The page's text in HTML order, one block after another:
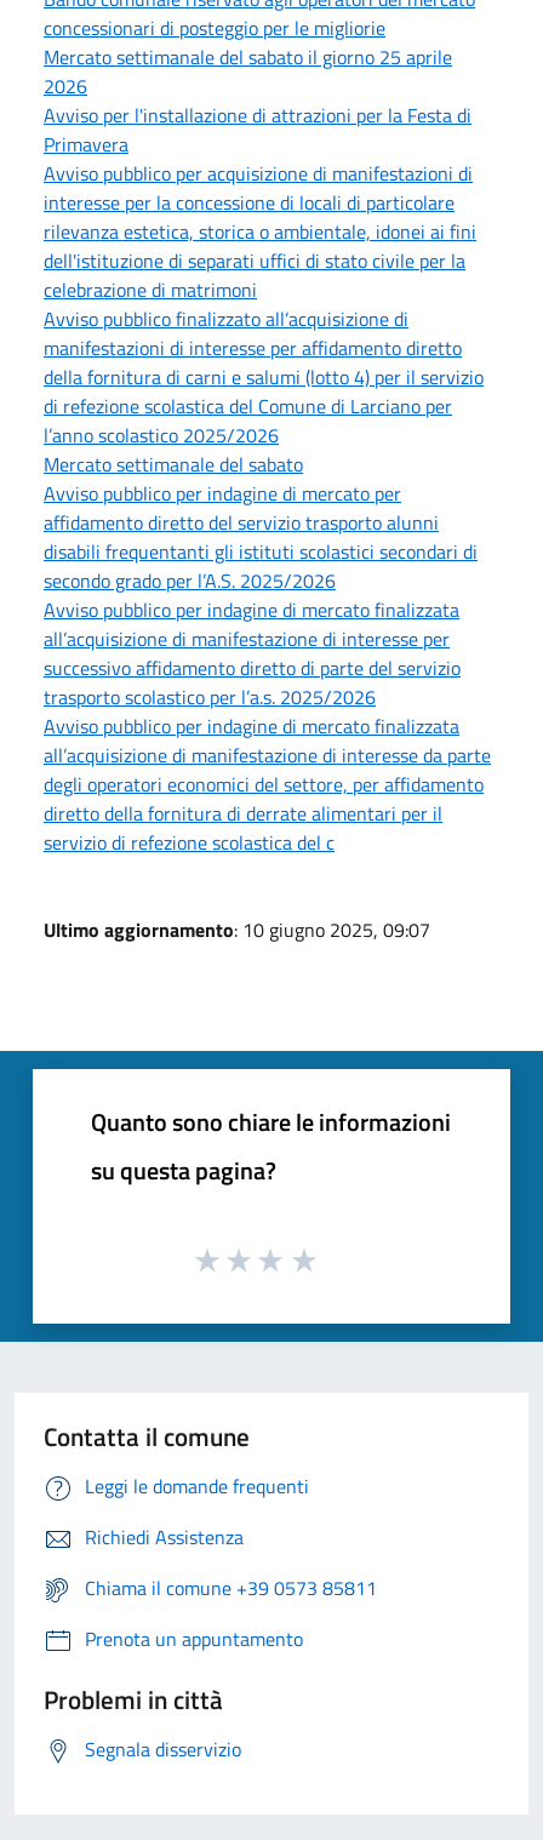
concessionari di posteggio per le migliorie
Mercato settimanale del sabato il giorno 25 aprile
2026
Avviso per l'installazione di attrazioni per la Festa di
Primavera
Avviso pubblico per acquisizione di manifestazioni di
interesse per la concessione di locali di particolare
rilevanza estetica, storica o ambientale, idonei ai fini
dell'istituzione di separati uffici di stato civile per la
celebrazione di matrimoni
Avviso pubblico finalizzato all’acquisizione di
manifestazioni di interesse per affidamento diretto
della fornitura di carni e salumi (lotto 4) per il servizio
di refezione scolastica del Comune di Larciano per
l’anno scolastico 2025/2026
Mercato settimanale del sabato
Avviso pubblico per indagine di mercato per
affidamento diretto del servizio trasporto alunni
disabili frequentanti gli istituti scolastici secondari di
secondo grado per l’A.S. 2025/2026
Avviso pubblico per indagine di mercato finalizzata
all’acquisizione di manifestazione di interesse per
successivo affidamento diretto di parte del servizio
trasporto scolastico per l’a.s. 2025/2026
Avviso pubblico per indagine di mercato finalizzata
all’acquisizione di manifestazione di interesse da parte
degli operatori economici del settore, per affidamento
diretto della fornitura di derrate alimentari per il
servizio di refezione scolastica del c
Ultimo aggiornamento: 10 giugno 2025, 09:07
Quanto sono chiare le informazioni
su questa pagina?
Contatta il comune
Leggi le domande frequenti
Richiedi Assistenza
Chiama il comune +39 0573 85811
Prenota un appuntamento
Problemi in città
Segnala disservizio